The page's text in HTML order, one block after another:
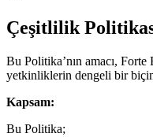
Çeşitlilik
Bu Politika’nın amacı, Forte
yetkinliklerin dengeli bir
Kapsam:
Bu Politika;